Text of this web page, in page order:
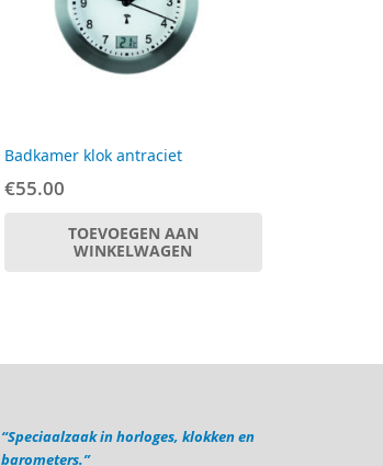
Badkamer klok antraciet
€55.00
TOEVOEGEN AAN
WINKELWAGEN
“Speciaalzaak in horloges, klokken en
barometers.”